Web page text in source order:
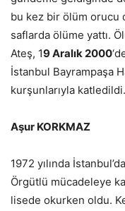
bu kez bir ölüm orucu
saflarda ölüme yattı.
Ateş, 19 Aralık 2000
İstanbul Bayrampaşa
kurşunlarıyla katledildi.
Aşur KORKMAZ
1972 yılında
Örgütlü mücadeleye
lisede okurken oldu.